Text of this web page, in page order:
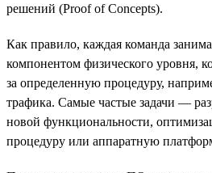
решений (Proof of Concepts).
Как правило, каждая команда
компонентом физического уровня,
за определенную процедуру,
трафика. Самые частые задачи —
новой функциональности,
процедуру или аппаратную